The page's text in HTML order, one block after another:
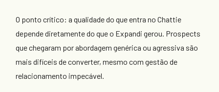
O ponto crítico: a qualidade do que entra no Chattie
depende diretamente do que o Expandi gerou. Prospects
que chegaram por abordagem genérica ou agressiva são
mais difíceis de converter, mesmo com gestão de
relacionamento impecável.